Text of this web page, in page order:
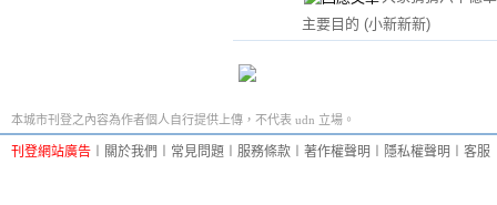
主要目的 (小新新新)
本城市刊登之內容為作者個人自行提供上傳，不代表 udn 立場。
刊登網站廣告 關於我們 常見問題 服務條款 著作權聲明 隱私權聲明 客服